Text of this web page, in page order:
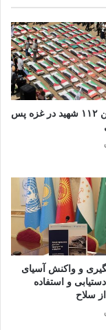
رئیس
کرد که از
مسئولیت
نیز گفت
فاش خواهد شد.
کنگره آمریکا
خواستار شفافیت
تشییع و دفن ۱۱۲ شهید در غزه پس
و واکنش آسیای
و استفاده
سلاح